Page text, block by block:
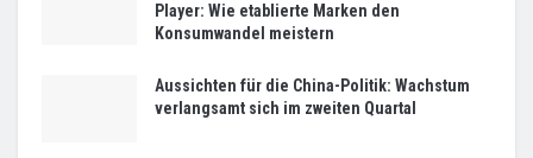
Player: Wie etablierte Marken den
Konsumwandel meistern
Aussichten für die China-Politik: Wachstum
verlangsamt sich im zweiten Quartal